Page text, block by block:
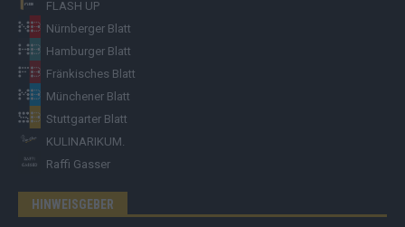
FLASH UP
Nürnberger Blatt
Hamburger Blatt
Fränkisches Blatt
Münchener Blatt
Stuttgarter Blatt
KULINARIKUM.
Raffi Gasser
HINWEISGEBER